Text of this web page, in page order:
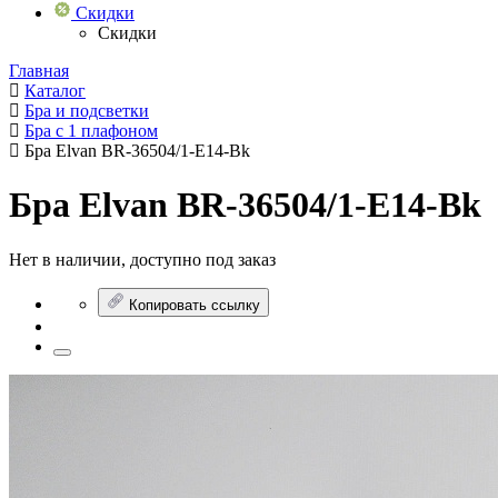
Скидки
Скидки
Главная
Каталог
Бра и подсветки
Бра с 1 плафоном
Бра Elvan BR-36504/1-E14-Bk
Бра Elvan BR-36504/1-E14-Bk
Нет в наличии, доступно под заказ
Копировать ссылку